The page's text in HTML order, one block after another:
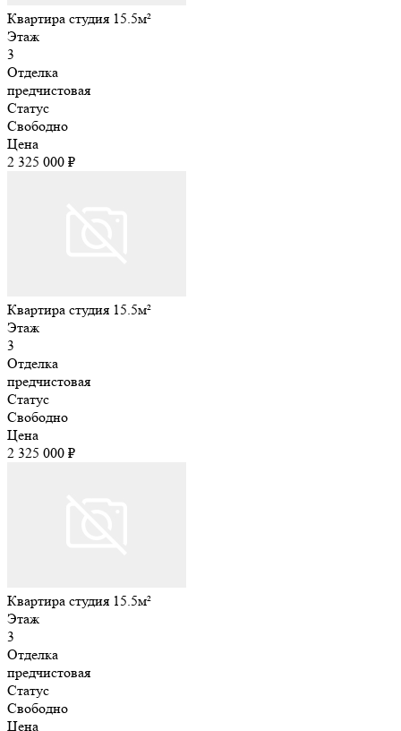
Квартира студия 15.5м²
Этаж
3
Отделка
предчистовая
Статус
Свободно
Цена
2 325 000 ₽
Квартира студия 15.5м²
Этаж
3
Отделка
предчистовая
Статус
Свободно
Цена
2 325 000 ₽
Квартира студия 15.5м²
Этаж
3
Отделка
предчистовая
Статус
Свободно
Цена